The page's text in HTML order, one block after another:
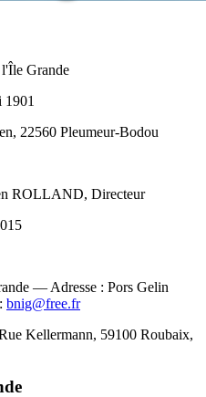
Grande
22560 Pleumeur-Bodou
ROLLAND, Directeur
— Adresse : Pors Gelin
bnig@free.fr
Kellermann, 59100 Roubaix,